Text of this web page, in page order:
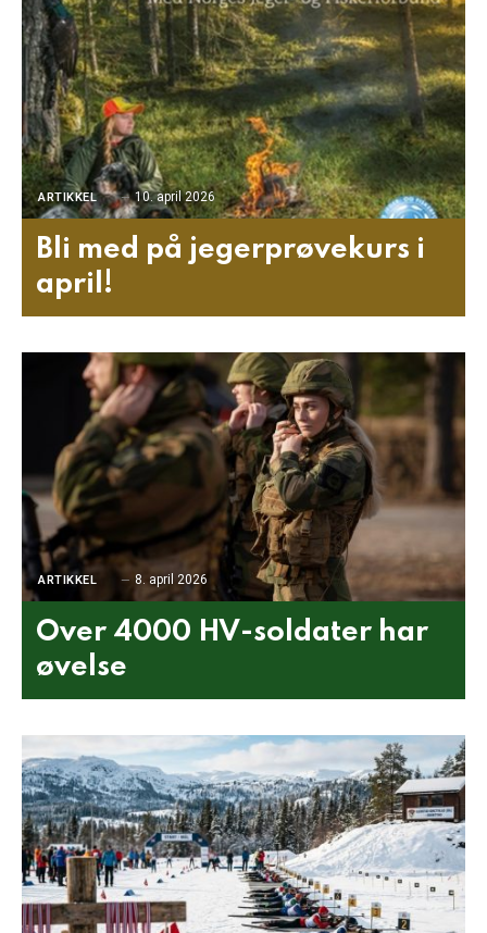
ARTIKKEL 10. april 2026
Bli med på jegerprøvekurs i
april!
ARTIKKEL 8. april 2026
Over 4000 HV-soldater har
øvelse